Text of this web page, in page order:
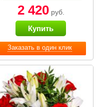
Заказать в один клик
2 420руб.
Купить